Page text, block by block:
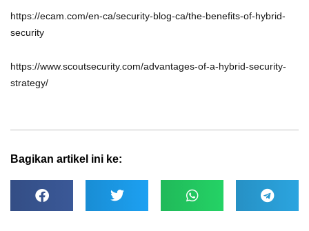
https://ecam.com/en-ca/security-blog-ca/the-benefits-of-hybrid-
security
https://www.scoutsecurity.com/advantages-of-a-hybrid-security-
strategy/
Bagikan artikel ini ke: